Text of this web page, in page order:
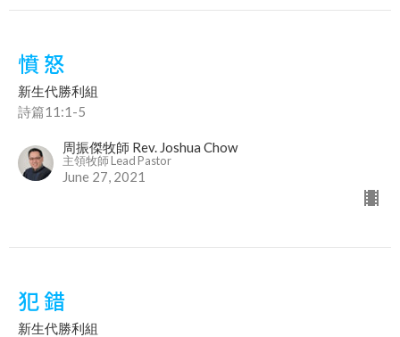
憤 怒
新生代勝利組
詩篇11:1-5
周振傑牧師 Rev. Joshua Chow
主領牧師 Lead Pastor
June 27, 2021
犯 錯
新生代勝利組